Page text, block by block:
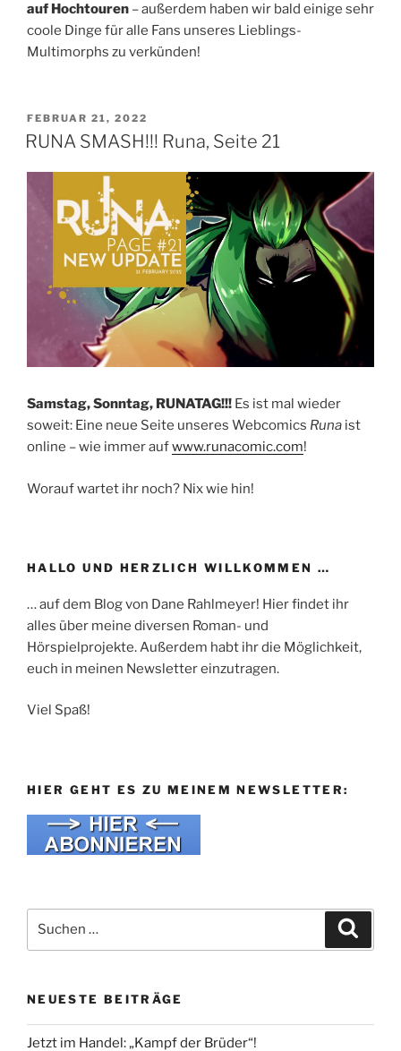
auf Hochtouren – außerdem haben wir bald einige sehr
coole Dinge für alle Fans unseres Lieblings-
Multimorphs zu verkünden!
VERÖFFENTLICHT
AM
FEBRUAR 21, 2022
RUNA SMASH!!! Runa, Seite 21
Samstag, Sonntag, RUNATAG!!! Es ist mal wieder
soweit: Eine neue Seite unseres Webcomics Runa ist
online – wie immer aufwww.runacomic.com!
Worauf wartet ihr noch? Nix wie hin!
HALLO UND HERZLICH WILLKOMMEN …
… auf dem Blog von Dane Rahlmeyer! Hier findet ihr
alles über meine diversen Roman- und
Hörspielprojekte. Außerdem habt ihr die Möglichkeit,
euch in meinen Newsletter einzutragen.
Viel Spaß!
HIER GEHT ES ZU MEINEM NEWSLETTER:
nach:
NEUESTE BEITRÄGE
Jetzt im Handel: „Kampf der Brüder“!